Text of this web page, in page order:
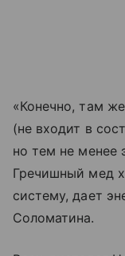
«Конечно, там
(не входит в
но тем не менее
Гречишный мед
систему, дает
Соломатина.